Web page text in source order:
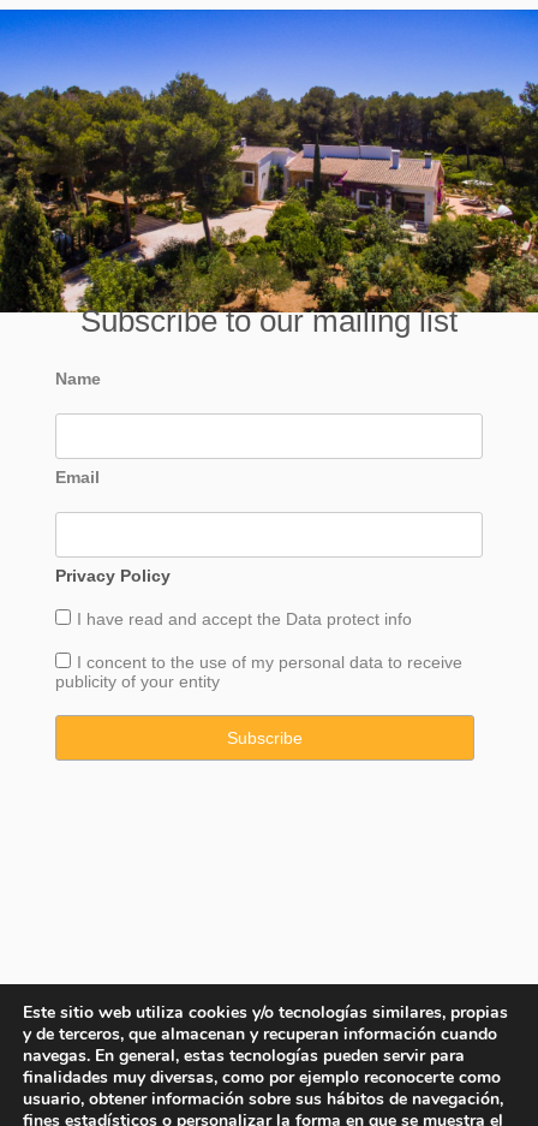
Subscribe to our mailing list
Name
Email
Privacy Policy
I have read and accept the Data protect info
I concent to the use of my personal data to receive
publicity of your entity
Este sitio web utiliza cookies y/o tecnologías similares, propias
y de terceros, que almacenan y recuperan información cuando
navegas. En general, estas tecnologías pueden servir para
finalidades muy diversas, como por ejemplo reconocerte como
usuario, obtener información sobre sus hábitos de navegación,
fines estadísticos o personalizar la forma en que se muestra el